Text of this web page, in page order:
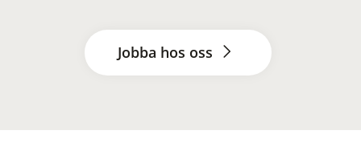
Jobba hos oss